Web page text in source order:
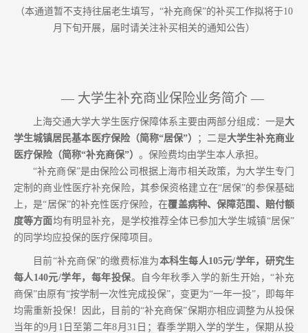
（本通道暂不支持往届老生填写， “补充商保”的补买工作拟将于10
月下旬开展，届时请关注补买相关的通知公告）
— 大学生补充商业保险业务简介 —
上海交通大学大学生医疗保障体系主要由两部分组成：一是大
学生城镇居民基本医疗保险（简称“居保”） ；二是大学生补充商业
医疗保险（简称“补充商保”） 。保险费均由学生本人承担。
“补充商保”是由保险公司根据上海市相关政策，为大学生专门
定制的商业性医疗补充保险，其参保资格建立在“居保”的参保基础
上，是“居保”的补充性医疗保险，在覆盖病种、保障范围、赔付额
度等方面均有明显补充，是学校推荐全体已参加大学生城镇“居保”
的同学均应投保的医疗保障项目 。
目前“补充商保”的缴费标准为本科生每人105元/学年，研究生
每人140元/学年，每年投保。自今年秋季入学的新生开始，“补充
商保”由原有“按学制一次性完成投保”，变更为“一年一投”，即每年
均需重新投保！因此，目前的“补充商保”保期亦相应调整为从投保
当年的9月1日至第二年8月31日 ； 春季学期入学的学生，保期从投